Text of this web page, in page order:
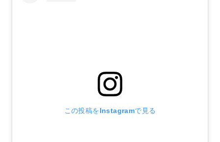
この投稿をInstagramで見る